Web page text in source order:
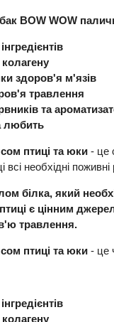
BOW WOW
здоров'я м'язів
травлення
та
любить
птиці та юки - це
всі необхідні
білка, який
є цінним
травлення.
птиці та юки - це